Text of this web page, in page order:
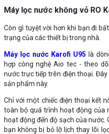
Máy lọc nước không vỏ RO
Còn gì tuyệt vời hơn khi bạn đi
trạng của các thiết bị trong nhà.
Máy lọc nước Karofi U95 là
hợp công nghệ Aio tec - theo
nước trực tiếp trên điện thoại.
sản phẩm này.
Chỉ với một chiếc điện thoại kết
toàn bộ quá trình hoạt động của
hoạt động đến độ sạch của
bạn không bị bỏ lỡ lịch thay lõi